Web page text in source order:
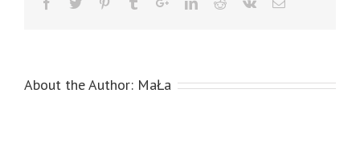
About the Author: MaŁa